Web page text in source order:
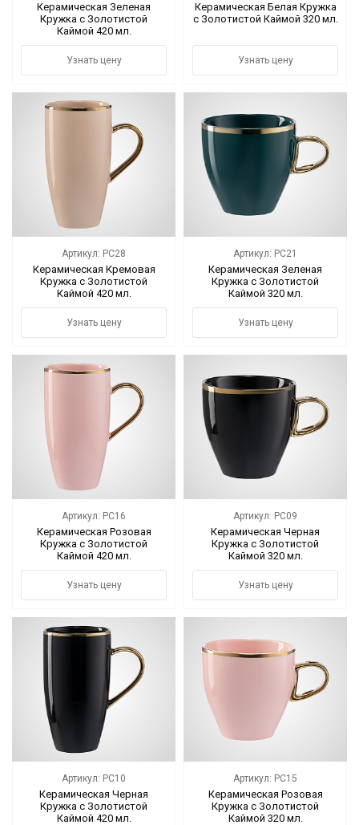
Керамическая Зеленая
Кружка с Золотистой
Каймой 420 мл.
Узнать цену
Керамическая Белая Кружка
с Золотистой Каймой 320 мл.
Узнать цену
Артикул: PC28
Керамическая Кремовая
Кружка с Золотистой
Каймой 420 мл.
Узнать цену
Артикул: PC21
Керамическая Зеленая
Кружка с Золотистой
Каймой 320 мл.
Узнать цену
Артикул: PC16
Керамическая Розовая
Кружка с Золотистой
Каймой 420 мл.
Узнать цену
Артикул: PC09
Керамическая Черная
Кружка с Золотистой
Каймой 320 мл.
Узнать цену
Артикул: PC10
Керамическая Черная
Кружка с Золотистой
Каймой 420 мл.
Артикул: PC15
Керамическая Розовая
Кружка с Золотистой
Каймой 320 мл.